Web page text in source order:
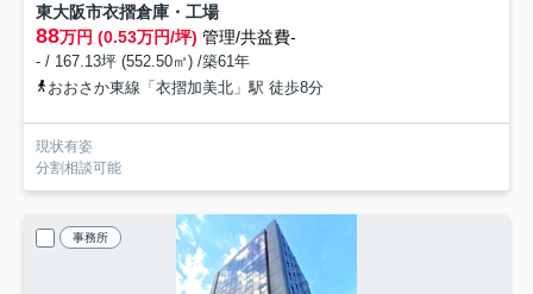
東大阪市衣摺倉庫・工場
88万円 (0.53万円/坪) 管理/共益費-
- / 167.13坪 (552.50㎡) /築61年
おおさか東線「衣摺加美北」駅 徒歩8分
現状有姿
分割相談可能
事務所